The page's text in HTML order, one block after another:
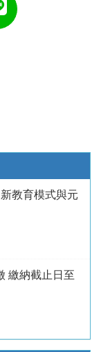
教育模式與元
繳納截止日至